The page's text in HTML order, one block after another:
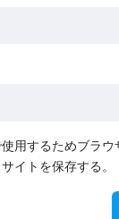
用するためブラウ
イトを保存する。